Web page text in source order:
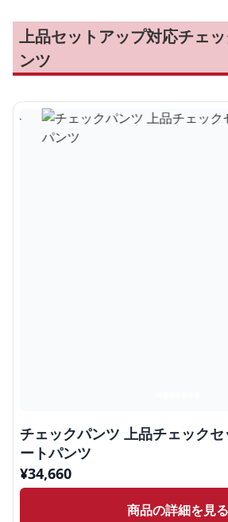
上品セットアップ対応チェ
ンツ
チェックパンツ 上品チェック
ートパンツ
¥34,660
商品の詳細を見る